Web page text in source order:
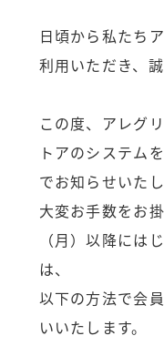
日頃から私たち
利用いただき、
この度、アレグ
トアのシステム
でお知らせいたし
大変お手数をお
（月）以降には
は、
以下の方法で会
いいたします。